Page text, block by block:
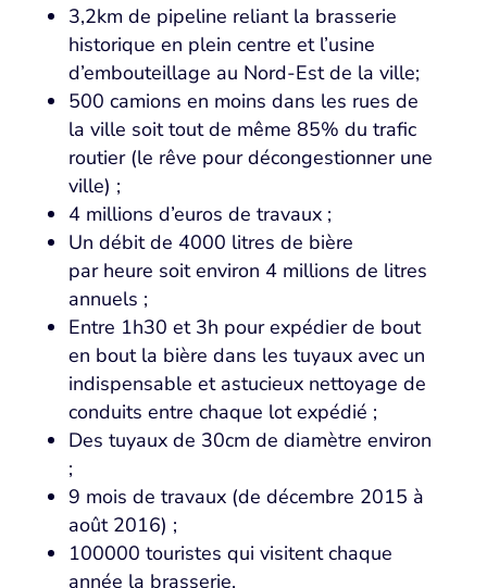
3,2km de pipeline reliant la brasserie
historique en plein centre et l’usine
d’embouteillage au Nord-Est de la ville;
500 camions en moins dans les rues de
la ville soit tout de même 85% du trafic
routier (le rêve pour décongestionner une
ville) ;
4 millions d’euros de travaux ;
Un débit de 4000 litres de bière
par heure soit environ 4 millions de litres
annuels ;
Entre 1h30 et 3h pour expédier de bout
en bout la bière dans les tuyaux avec un
indispensable et astucieux nettoyage de
conduits entre chaque lot expédié ;
Des tuyaux de 30cm de diamètre environ
;
9 mois de travaux (de décembre 2015 à
août 2016) ;
100000 touristes qui visitent chaque
année la brasserie.